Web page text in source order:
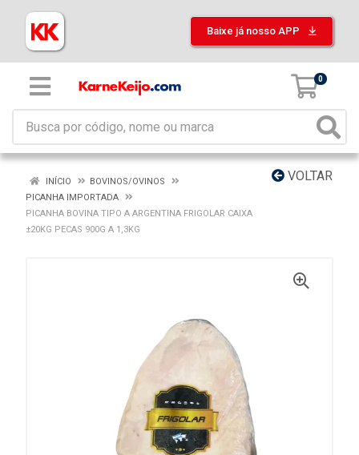
Baixe já nosso APP
0
VOLTAR
INÍCIO
BOVINOS/OVINOS
PICANHA IMPORTADA
PICANHA BOVINA TIPO A ARGENTINA FRIGOLAR CAIXA
±20KG PECAS 900G A 1,3KG